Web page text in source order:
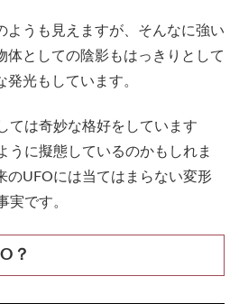
ようも見えますが、そんなに強い
体としての陰影もはっきりとして
光もしています。
ては奇妙な格好をしています
うに擬態しているのかもしれま
のUFOには当てはまらない変形
実です。
？